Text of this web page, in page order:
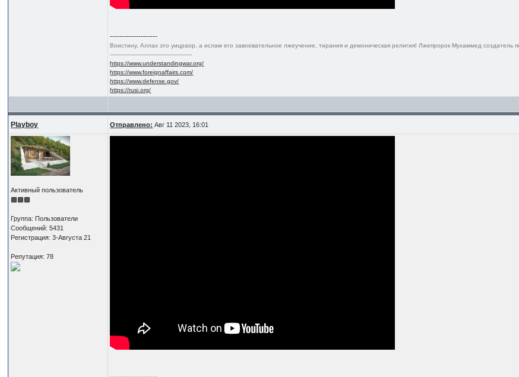
--------------------
Воистину, Аллах это уицраор, а ислам его завоевательное лжеучение, тирания и демоническая религия! Лжепророк Мухаммед создатель
----------------------------------------------
https://www.understandingwar.org/
https://www.foreignaffairs.com/
https://www.defense.gov/
https://rusi.org/
Playboy Отправлено: Авг 11 2023, 16:01
Активный пользователь
Группа: Пользователи
Сообщений: 5431
Регистрация: 3-Августа 21
Репутация: 78